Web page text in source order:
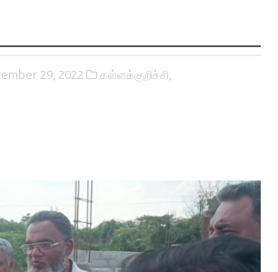
29, 2022 கள்ளக்குறிச்சி,